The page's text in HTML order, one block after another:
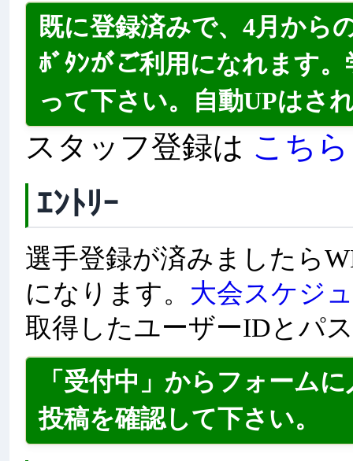
既に登録済みで、4月から
ﾎﾞﾀﾝがご利用になれます
って下さい。自動UPはさ
スタッフ登録は こちら
ｴﾝﾄﾘｰ
選手登録が済みましたら
になります。 大会スケジ
取得したユーザーIDとパ
「受付中」からフォーム
投稿を確認して下さい。